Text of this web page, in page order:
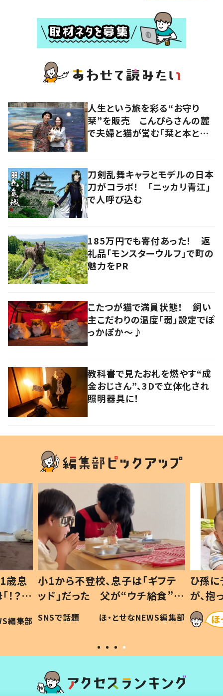
人生という旅を彩る“お守り
栞”を販売 こんぴらさんの麓
で夫婦と猫が営む「栞と本とカ
刀剣乱舞キャラとモデルの日本
刀がコラボ！ 「ニッカリ青江」
で人呼び込む
185万円でも寄付あった！ 返
礼品「モンスターウルフ」で町の
魅力をPR
こたつが猫で満員状態！ 飼い
主こだわりの温度「弱」設定でぽ
っかぽか～♪
教科書で見たお札を燃やす“成
金おじさん”、3Dで立体化され
照明器具に！
歳息
？」
編集部
小1から不登校、息子は「ギフテ
ッド」だった 父が“ウチ給食”を
作り続ける理由とは #令和の親
#令和の子
SNSで話題 ほ・とせなNEWS編集部
ひ孫
が、
「涙が
い」